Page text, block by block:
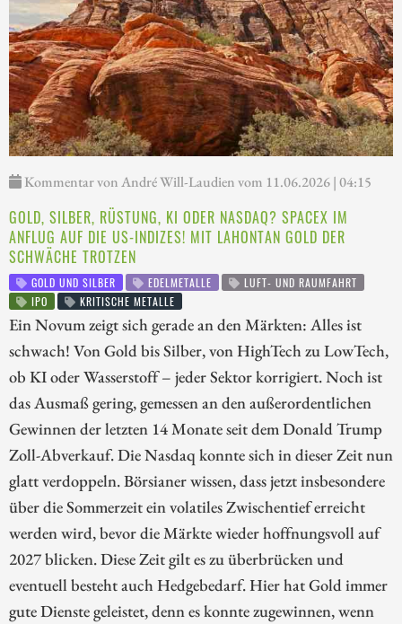
Kommentar von André Will-Laudien vom 11.06.2026 | 04:15
GOLD, SILBER, RÜSTUNG, KI ODER NASDAQ? SPACEX IM
ANFLUG AUF DIE US-INDIZES! MIT LAHONTAN GOLD DER
SCHWÄCHE TROTZEN
GOLD UND SILBER EDELMETALLE
LUFT- UND RAUMFAHRT
IPO
KRITISCHE METALLE
Ein Novum zeigt sich gerade an den Märkten: Alles ist
schwach! Von Gold bis Silber, von HighTech zu LowTech,
ob KI oder Wasserstoff – jeder Sektor korrigiert. Noch ist
das Ausmaß gering, gemessen an den außerordentlichen
Gewinnen der letzten 14 Monate seit dem Donald Trump
Zoll-Abverkauf. Die Nasdaq konnte sich in dieser Zeit nun
glatt verdoppeln. Börsianer wissen, dass jetzt insbesondere
über die Sommerzeit ein volatiles Zwischentief erreicht
werden wird, bevor die Märkte wieder hoffnungsvoll auf
2027 blicken. Diese Zeit gilt es zu überbrücken und
eventuell besteht auch Hedgebedarf. Hier hat Gold immer
gute Dienste geleistet, denn es konnte zugewinnen, wenn